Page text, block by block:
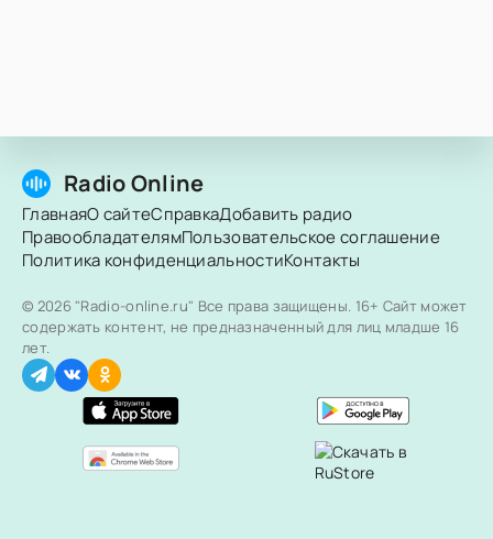
Radio Online
ГлавнаяО сайтеСправкаДобавить радио
ПравообладателямПользовательское соглашение
Политика конфиденциальностиКонтакты
© 2026 "Radio-online.ru" Все права защищены. 16+ Сайт может
содержать контент, не предназначенный для лиц младше 16
лет.